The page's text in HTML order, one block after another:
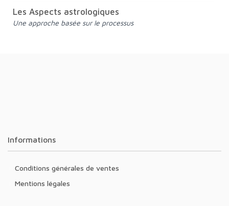
Les Aspects astrologiques
Une approche basée sur le processus
Informations
Conditions générales de ventes
Mentions légales